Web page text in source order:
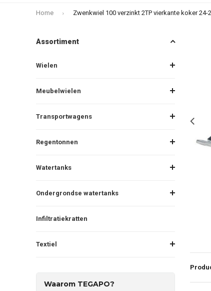
Home Zwenkwiel 100 verzinkt 2TP vierkante koker 24-
Assortiment
Wielen
Meubelwielen
Transportwagens
Regentonnen
Watertanks
Ondergrondse watertanks
Infiltratiekratten
Textiel
Waarom TEGAPO?